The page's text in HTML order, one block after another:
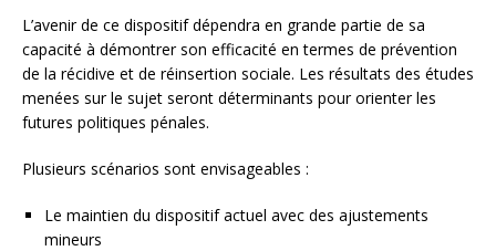
L’avenir de ce dispositif dépendra en grande partie de sa
capacité à démontrer son efficacité en termes de prévention
de la récidive et de réinsertion sociale. Les résultats des études
menées sur le sujet seront déterminants pour orienter les
futures politiques pénales.
Plusieurs scénarios sont envisageables :
Le maintien du dispositif actuel avec des ajustements
mineurs